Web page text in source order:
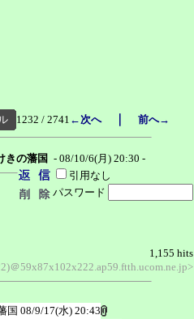
1232 / 2741 ←次へ｜ 前へ→
きの藩国 - 08/10/6(月) 20:30 -
引用なし
パスワード
1,155 hits
＠59x87x102x222.ap59.ftth.ucom.ne.jp>
国 08/9/17(水) 20:43